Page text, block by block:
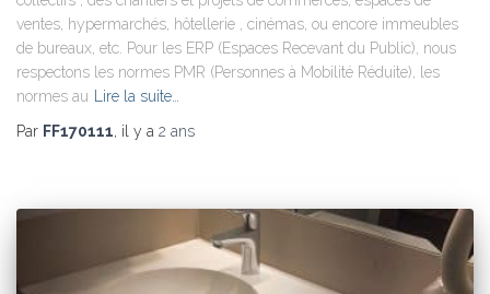
ventes, hypermarchés, hôtellerie , cinémas, ou encore immeubles
de bureaux, etc. Pour les ERP (Espaces Recevant du Public), nous
respectons les normes PMR (Personnes à Mobilité Réduite), les
normes au Lire la suite…
Par FF170111, il y a 2 ans